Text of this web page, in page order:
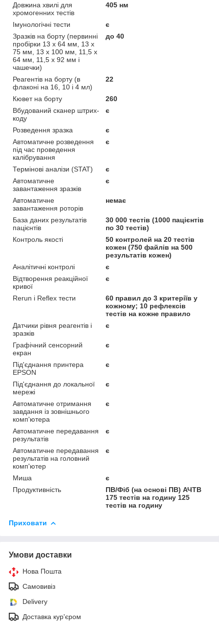
Довжина хвилі для
хромогенних тестів
405 нм
Імунологічні тести
є
Зразків на борту (первинні
пробірки 13 х 64 мм, 13 х
75 мм, 13 х 100 мм, 11,5 х
64 мм, 11,5 х 92 мм і
чашечки)
до 40
Реагентів на борту (в
флаконі на 16, 10 і 4 мл)
22
Кювет на борту
260
Вбудований сканер штрих-
коду
є
Розведення зразка
є
Автоматичне розведення
під час проведення
калібрування
є
Термінові аналізи (STAT)
є
Автоматичне
завантаження зразків
є
Автоматичне
завантаження роторів
немає
База даних результатів
пацієнтів
30 000 тестів (1000 пацієнтів
по 30 тестів)
Контроль якості
50 контролей на 20 тестів
кожен (750 файлів на 500
результатів кожен)
Аналітичні контролі
є
Відтворення реакційної
кривої
є
Rerun і Reflex тести
60 правил до 3 критеріїв у
кожному; 10 рефлексів
тестів на кожне правило
Датчики рівня реагентів і
зразків
є
Графічний сенсорний
екран
є
Під'єднання принтера
EPSON
є
Під'єднання до локальної
мережі
є
Автоматичне отримання
завдання із зовнішнього
комп'ютера
є
Автоматичне передавання
результатів
є
Автоматичне передавання
результатів на головний
комп'ютер
є
Миша
є
Продуктивність
ПВ/Фіб (на основі ПВ) АЧТВ
175 тестів на годину 125
тестів на годину
Приховати
Умови доставки
Нова Пошта
Самовивіз
Delivery
Доставка кур'єром